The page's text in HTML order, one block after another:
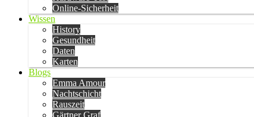
Online-Sicherheit
Wissen
History
Gesundheit
Daten
Karten
Blogs
Emma Amour
Nachtschicht
Rauszeit
Gärtner Graf